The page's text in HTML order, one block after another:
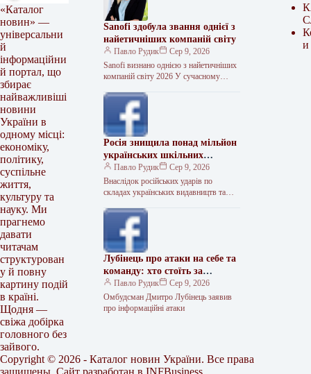
«Каталог
новин» —
універсальни
й
інформаційни
й портал, що
збирає
найважливіші
новини
України в
одному місці:
економіку,
політику,
суспільне
життя,
культуру та
науку. Ми
прагнемо
давати
читачам
структурован
у й повну
картину подій
в країні.
Щодня —
свіжа добірка
головного без
зайвого.
Sanofi здобула звання однієї з
найетичніших компаній світу
Павло Рудик
Сер 9, 2026
Sanofi визнано однією з найетичніших
компаній світу 2026 У сучасному
репутація та етика є основою
довгострокового успіху…
Росія знищила понад мільйон
українських шкільних
підручників
Павло Рудик
Сер 9, 2026
Внаслідок російських ударів по
складах українських видавництв та
шкільних підручників. Про це
повідомив міністр освіти…
Лубінець про атаки на себе та
команду: хто стоїть за
інформаційним тиском
Павло Рудик
Сер 9, 2026
Омбудсман Дмитро Лубінець заявив
про інформаційні атаки
и
Copyright © 2026 - Каталог новин України. Все права